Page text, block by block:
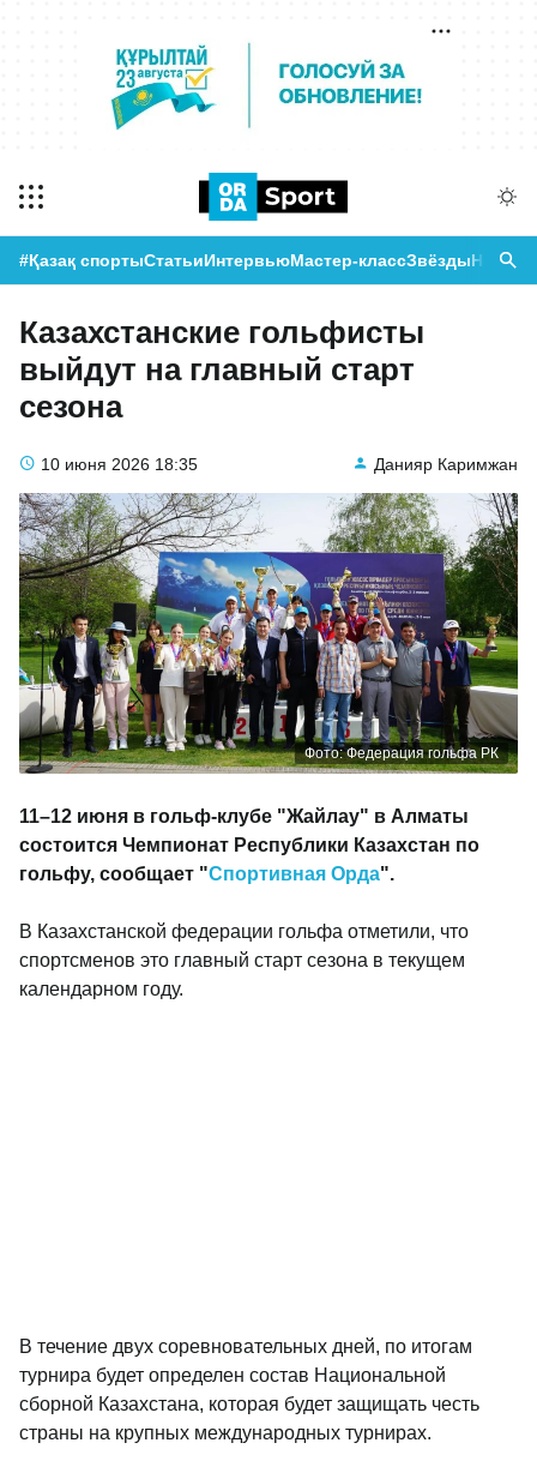
#Қазақ спортыСтатьиИнтервьюМастер-классЗвёзды
Казахстанские гольфисты
выйдут на главный старт
сезона
10 июня 2026 18:35 Данияр Каримжан
Фото: Федерация гольфа РК
11–12 июня в гольф-клубе "Жайлау" в Алматы
состоится Чемпионат Республики Казахстан по
гольфу, сообщает "Спортивная Орда".
В Казахстанской федерации гольфа отметили, что
спортсменов это главный старт сезона в текущем
календарном году.
В течение двух соревновательных дней, по итогам
турнира будет определен состав Национальной
сборной Казахстана, которая будет защищать честь
страны на крупных международных турнирах.